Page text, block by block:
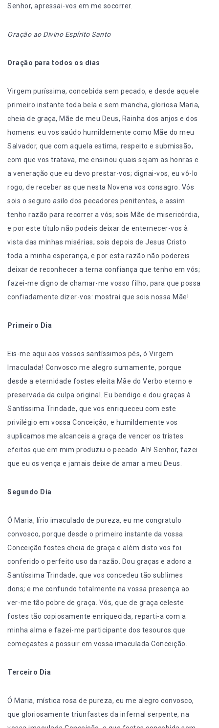
Senhor, apressai-vos em me socorrer.
Oração ao Divino Espírito Santo
Oração para todos os dias
Virgem puríssima, concebida sem pecado, e desde aquele
primeiro instante toda bela e sem mancha, gloriosa Maria,
cheia de graça, Mãe de meu Deus, Rainha dos anjos e dos
homens: eu vos saúdo humildemente como Mãe do meu
Salvador, que com aquela estima, respeito e submissão,
com que vos tratava, me ensinou quais sejam as honras e
a veneração que eu devo prestar-vos; dignai-vos, eu vô-lo
rogo, de receber as que nesta Novena vos consagro. Vós
sois o seguro asilo dos pecadores penitentes, e assim
tenho razão para recorrer a vós; sois Mãe de misericórdia,
e por este título não podeis deixar de enternecer-vos à
vista das minhas misérias; sois depois de Jesus Cristo
toda a minha esperança, e por esta razão não podereis
deixar de reconhecer a terna confiança que tenho em vós;
fazei-me digno de chamar-me vosso filho, para que possa
confiadamente dizer-vos: mostrai que sois nossa Mãe!
Primeiro Dia
Eis-me aqui aos vossos santíssimos pés, ó Virgem
Imaculada! Convosco me alegro sumamente, porque
desde a eternidade fostes eleita Mãe do Verbo eterno e
preservada da culpa original. Eu bendigo e dou graças à
Santíssima Trindade, que vos enriqueceu com este
privilégio em vossa Conceição, e humildemente vos
suplicamos me alcanceis a graça de vencer os tristes
efeitos que em mim produziu o pecado. Ah! Senhor, fazei
que eu os vença e jamais deixe de amar a meu Deus.
Segundo Dia
Ó Maria, lírio imaculado de pureza, eu me congratulo
convosco, porque desde o primeiro instante da vossa
Conceição fostes cheia de graça e além disto vos foi
conferido o perfeito uso da razão. Dou graças e adoro a
Santíssima Trindade, que vos concedeu tão sublimes
dons; e me confundo totalmente na vossa presença ao
ver-me tão pobre de graça. Vós, que de graça celeste
fostes tão copiosamente enriquecida, reparti-a com a
minha alma e fazei-me participante dos tesouros que
começastes a possuir em vossa imaculada Conceição.
Terceiro Dia
Ó Maria, mística rosa de pureza, eu me alegro convosco,
que gloriosamente triunfastes da infernal serpente, na